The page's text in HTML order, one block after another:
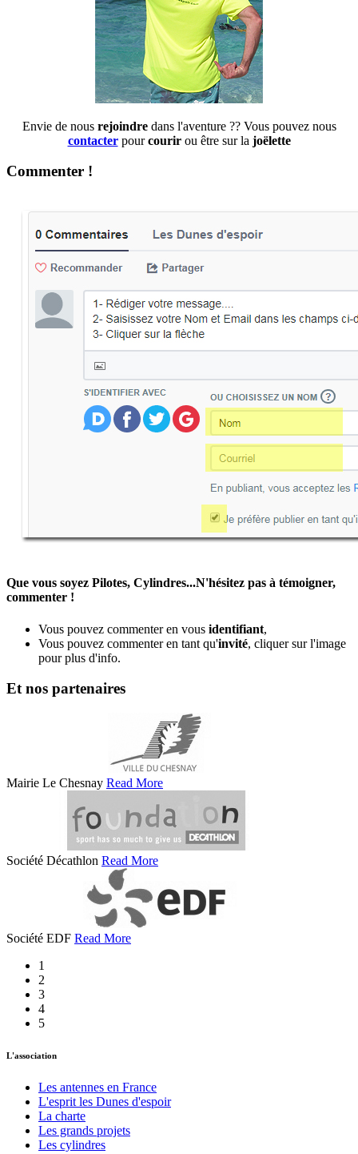
Envie de nous rejoindre dans l'aventure ?? Vous pouvez nous
contacterpourcourir ou être sur la joëlette
Commenter !
Que vous soyez Pilotes, Cylindres...N'hésitez pas à témoigner,
commenter !
Vous pouvez commenter en vous identifiant,
Vous pouvez commenter en tant qu'invité, cliquer sur l'image
pour plus d'info.
Et nos partenaires
Mairie Le Chesnay Read More
Société Décathlon Read More
Société EDF Read More
1
2
3
4
5
L'association
Les antennes en France
L'esprit les Dunes d'espoir
La charte
Les grands projets
Les cylindres